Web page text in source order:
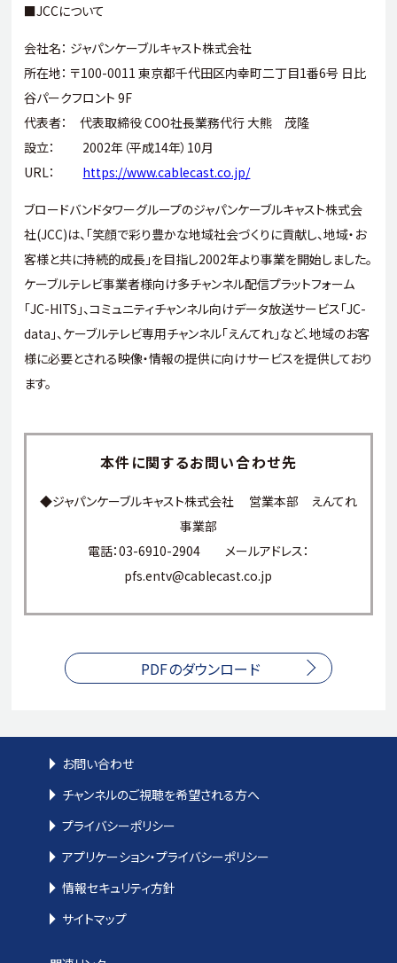
■JCCについて
会社名： ジャパンケーブルキャスト株式会社
所在地： 〒100-0011 東京都千代田区内幸町二丁目1番6号 日比
谷パークフロント 9F
代表者： 代表取締役 COO社長業務代行 大熊 茂隆
設立： 2002年（平成14年）10月
URL： https://www.cablecast.co.jp/
ブロードバンドタワーグループのジャパンケーブルキャスト株式会
社(JCC)は、「笑顔で彩り豊かな地域社会づくりに貢献し、地域・お
客様と共に持続的成長」を目指し2002年より事業を開始しました。
ケーブルテレビ事業者様向け多チャンネル配信プラットフォーム
「JC-HITS」、コミュニティチャンネル向けデータ放送サービス「JC-
data」、ケーブルテレビ専用チャンネル「えんてれ」など、地域のお客
様に必要とされる映像・情報の提供に向けサービスを提供しており
ます。
本件に関するお問い合わせ先
◆ジャパンケーブルキャスト株式会社 営業本部 えんてれ
事業部
電話：03-6910-2904 メールアドレス：
pfs.entv@cablecast.co.jp
PDFのダウンロード
お問い合わせ
チャンネルのご視聴を希望される方へ
プライバシーポリシー
アプリケーション・プライバシーポリシー
情報セキュリティ方針
サイトマップ